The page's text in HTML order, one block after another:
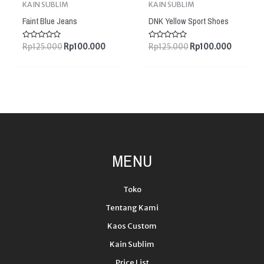
KAIN SUBLIM
Faint Blue Jeans
Dinilai
0
Rp125.000 Rp100.000
KAIN SUBLIM
DNK Yellow Sport Shoes
Dinilai
0
Rp125.000 Rp100.000
MENU
Toko
Tentang Kami
Kaos Custom
Kain Sublim